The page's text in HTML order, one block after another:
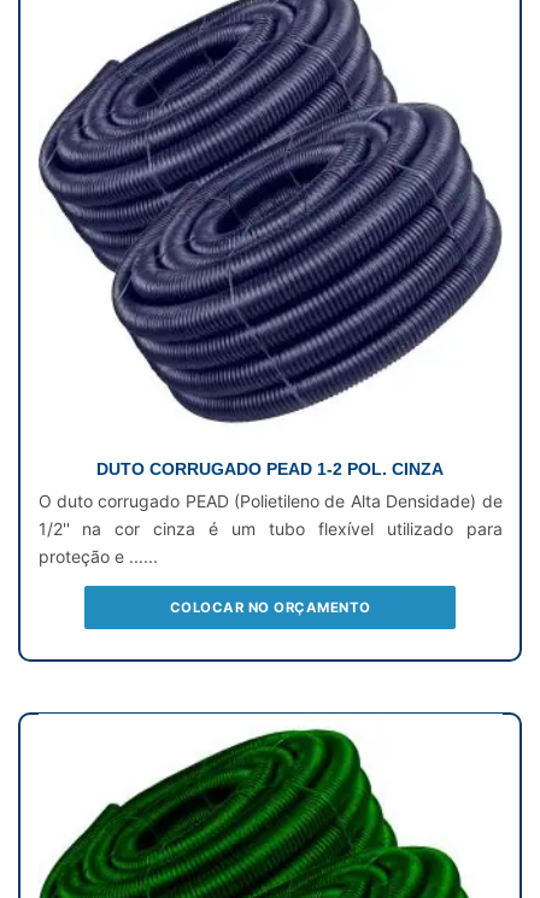
DUTO CORRUGADO PEAD 1-2 POL. CINZA
O duto corrugado PEAD (Polietileno de Alta Densidade) de
1/2'' na cor cinza é um tubo flexível utilizado para
proteção e ......
COLOCAR NO ORÇAMENTO